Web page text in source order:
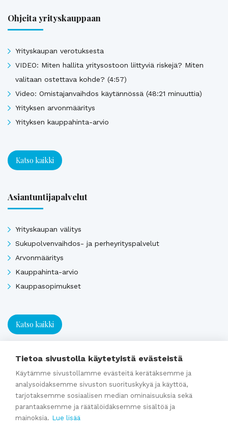
Ohjeita yrityskauppaan
Yrityskaupan verotuksesta
VIDEO: Miten hallita yritysostoon liittyviä riskejä? Miten
valitaan ostettava kohde? (4:57)
Video: Omistajanvaihdos käytännössä (48:21 minuuttia)
Yrityksen arvonmääritys
Yrityksen kauppahinta-arvio
Katso kaikki
Asiantuntijapalvelut
Yrityskaupan välitys
Sukupolvenvaihdos- ja perheyrityspalvelut
Arvonmääritys
Kauppahinta-arvio
Kauppasopimukset
Katso kaikki
Ajankohtaista
Webinaaritallenne: Onko yrityksesi myyntikunnossa? Näin
valmistaudut yrityskauppaan ajoissa
Kumppaniblogi: Avio-oikeus ja omistajanvaihdos
Tietoa sivustolla käytetyistä evästeistä
Käytämme sivustollamme evästeitä kerätäksemme ja
analysoidaksemme sivuston suorituskykyä ja käyttöä,
tarjotaksemme sosiaalisen median ominaisuuksia sekä
parantaaksemme ja räätälöidäksemme sisältöä ja
mainoksia. Lue lisää